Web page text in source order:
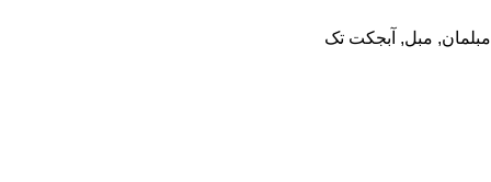
مبلمان, مبل, آبجکت تک